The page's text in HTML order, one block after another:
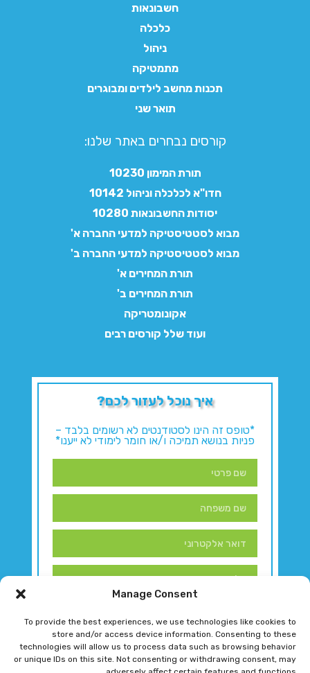
Manage Consent
To provide the best experiences, we use technologies like cookies to
store and/or access device information. Consenting to these
technologies will allow us to process data such as browsing behavior
or unique IDs on this site. Not consenting or withdrawing consent, may
חשבונאות
כלכלה
ניהול
מתמטיקה
תכנות מחשב לילדים ומבוגרים
תואר שני
קורסים נבחרים באתר שלנו:​
תורת המימון 10230
חדו"א לכלכלה וניהול 10142
יסודות החשבונאות 10280
מבוא לסטטיסטיקה למדעי החברה א'
מבוא לסטטיסטיקה למדעי החברה ב'
תורת המחירים א'
תורת המחירים ב'
אקונומטריקה
ועוד שלל קורסים רבים
איך נוכל לעזור לכם?
*טופס זה הינו לסטודנטים לא רשומים בלבד –
פניות בנושא תמיכה ו/או חומר לימודי לא ייענו*